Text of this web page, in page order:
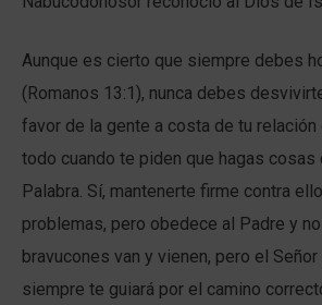
Aunque es cierto que siempre debes
(Romanos 13:1), nunca debes
favor de la gente a costa de tu
todo cuando te piden que hagas cosas
Palabra. Sí, mantenerte firme contra
problemas, pero obedece al Padre y
bravucones van y vienen, pero el
siempre te guiará por el camino